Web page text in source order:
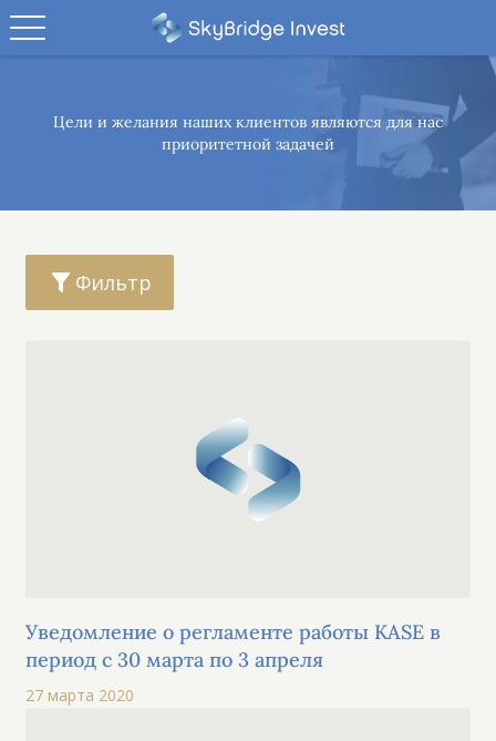
Цели и желания наших клиентов являются для нас
приоритетной задачей
Фильтр
Уведомление о регламенте работы KASE в
период с 30 марта по 3 апреля
27 марта 2020